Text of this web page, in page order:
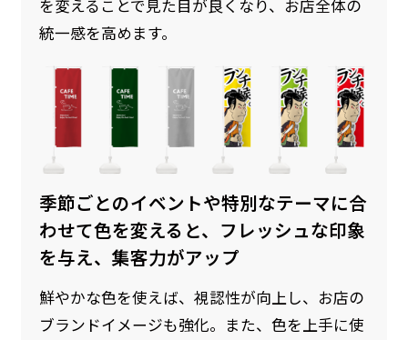
を変えることで見た目が良くなり、お店全体の
統一感を高めます。
季節ごとのイベントや特別なテーマに合
わせて色を変えると、フレッシュな印象
を与え、集客力がアップ
鮮やかな色を使えば、視認性が向上し、お店の
ブランドイメージも強化。また、色を上手に使